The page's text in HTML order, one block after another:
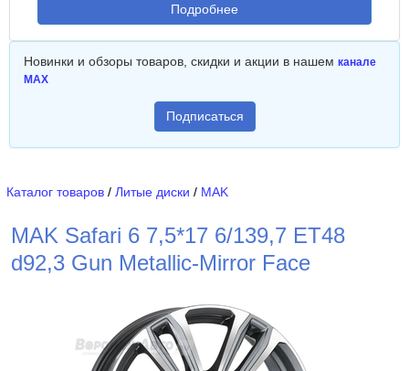
Подробнее
Новинки и обзоры товаров, скидки и акции в нашем канале
MAX
Подписаться
Каталог товаров / Литые диски / MAK
MAK Safari 6 7,5*17 6/139,7 ET48
d92,3 Gun Metallic-Mirror Face